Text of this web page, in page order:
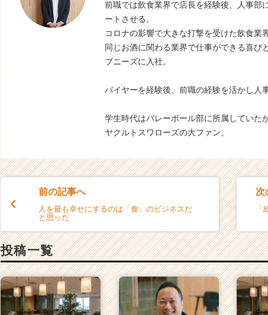
前職では飲食業界で店長を経験後、人事部
ートさせる。
コロナの影響で大きな打撃を受けた飲食業
同じお酒に関わる業界で仕事ができる喜び
ブニーズに入社。
バイヤーを経験後、前職の経験を活かし人
学生時代はバレーボール部に所属していた
ヤクルトスワローズの大ファン。
前の記事へ
人を最も幸せにするのは「食」のビジネスだ
と思った
次
投稿一覧